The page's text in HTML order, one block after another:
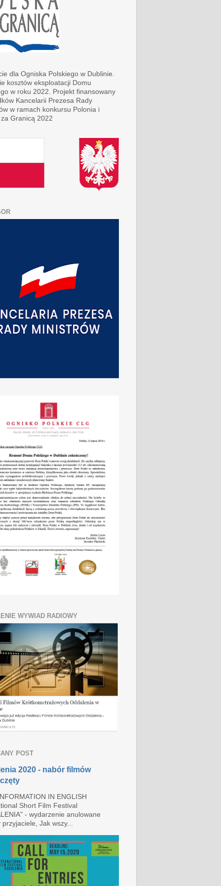
dla Ogniska Polskiego w Dublinie.
kosztów eksploatacji Domu
w roku 2022. Projekt finansowany
Kancelarii Prezesa Rady
w ramach konkursu Polonia i
Granicą 2022
WYWIAD RADIOWY
POST
2020 - nabór filmów
IN ENGLISH
Short Film Festival
- wydarzenie anulowane
przyjaciele, Jak wszy...